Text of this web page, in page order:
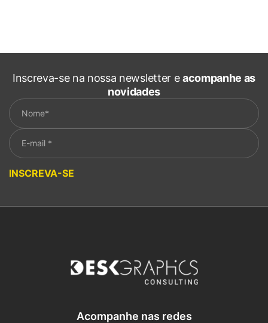
Inscreva-se na nossa newsletter eacompanhe as
novidades
INSCREVA-SE
Acompanhe nas redes